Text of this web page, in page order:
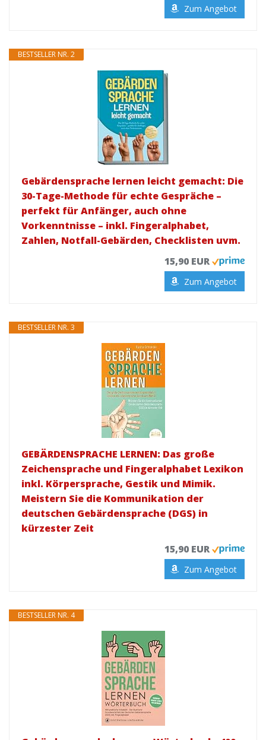
Zum Angebot
BESTSELLER NR. 2
Gebärdensprache lernen leicht gemacht: Die
30-Tage-Methode für echte Gespräche –
perfekt für Anfänger, auch ohne
Vorkenntnisse – inkl. Fingeralphabet,
Zahlen, Notfall-Gebärden, Checklisten uvm.
15,90 EUR
Zum Angebot
BESTSELLER NR. 3
GEBÄRDENSPRACHE LERNEN: Das große
Zeichensprache und Fingeralphabet Lexikon
inkl. Körpersprache, Gestik und Mimik.
Meistern Sie die Kommunikation der
deutschen Gebärdensprache (DGS) in
kürzester Zeit
15,90 EUR
Zum Angebot
BESTSELLER NR. 4